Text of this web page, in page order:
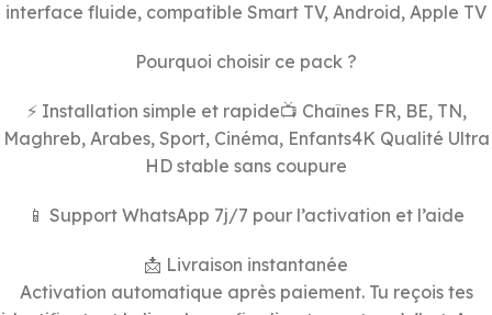
interface fluide, compatible Smart TV, Android, Apple TV
Pourquoi choisir ce pack ?
⚡ Installation simple et rapide📺 Chaînes FR, BE, TN,
Maghreb, Arabes, Sport, Cinéma, Enfants4K Qualité Ultra
HD stable sans coupure
📱 Support WhatsApp 7j/7 pour l’activation et l’aide
📩 Livraison instantanée
Activation automatique après paiement. Tu reçois tes